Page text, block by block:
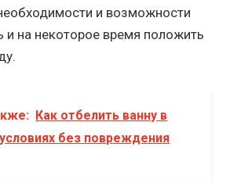
и возможности
и на некоторое время положить
Как отбелить ванну в
без повреждения